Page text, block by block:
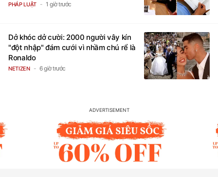
PHÁP LUẬT 1 giờ trước
Dở khóc dở cười: 2000 người vây kín
"đột nhập" đám cưới vì nhầm chú rể là
Ronaldo
NETIZEN 6 giờ trước